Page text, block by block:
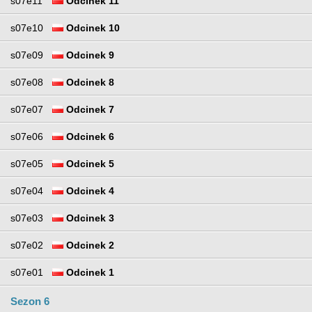
s07e10 Odcinek 10
s07e09 Odcinek 9
s07e08 Odcinek 8
s07e07 Odcinek 7
s07e06 Odcinek 6
s07e05 Odcinek 5
s07e04 Odcinek 4
s07e03 Odcinek 3
s07e02 Odcinek 2
s07e01 Odcinek 1
Sezon 6